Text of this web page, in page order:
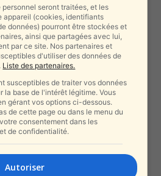
seront traitées, et les
appareil (cookies, identifiants
données) pourront être stockées et
ainsi que partagées avec lui,
par ce site. Nos partenaires et
d'utiliser des données de
Liste des partenaires.
susceptibles de traiter vos données
la base de l'intérêt légitime. Vous
gérant vos options ci-dessous.
de cette page ou dans le menu du
consentement dans les
de confidentialité.
Autoriser